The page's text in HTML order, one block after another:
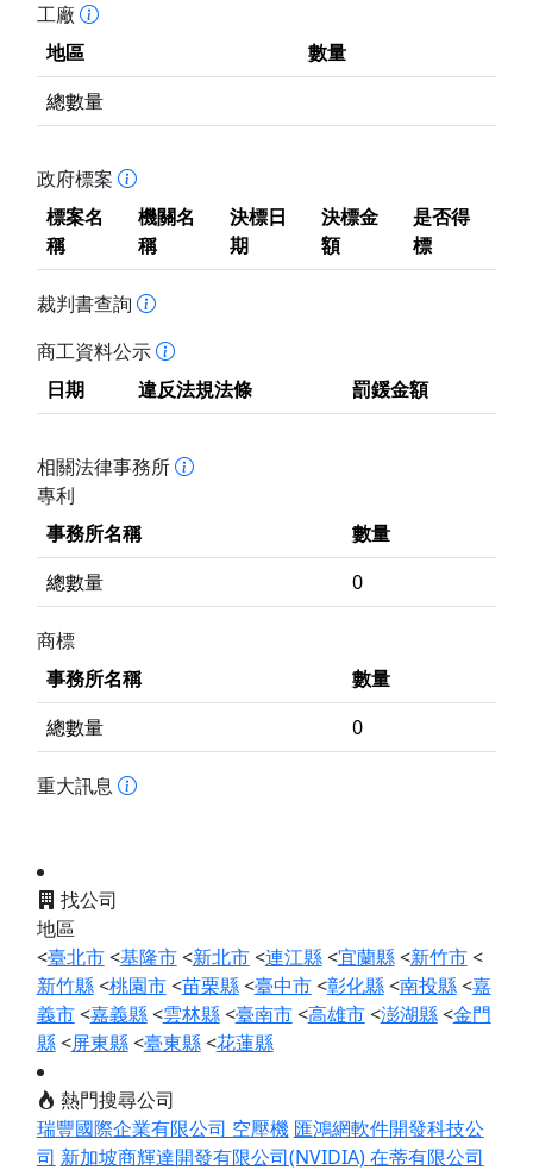
工廠
地區
數量
總數量
政府標案
標案名
稱
機關名
稱
決標日
期
決標金
額
是否得
標
裁判書查詢
商工資料公示
日期
違反法規法條 罰鍰金額
相關法律事務所
專利
事務所名稱
數量
總數量
0
商標
事務所名稱
數量
總數量
0
重大訊息
找公司
地區
<臺北市<基隆市<新北市<連江縣<宜蘭縣<新竹市<
新竹縣<桃園市<苗栗縣<臺中市<彰化縣<南投縣<嘉
義市<嘉義縣<雲林縣<臺南市<高雄市<澎湖縣<金門
縣<屏東縣<臺東縣<花蓮縣
熱門搜尋公司
瑞豐國際企業有限公司 空壓機 匯鴻網軟件開發科技公
司 新加坡商輝達開發有限公司(NVIDIA)在蒂有限公司